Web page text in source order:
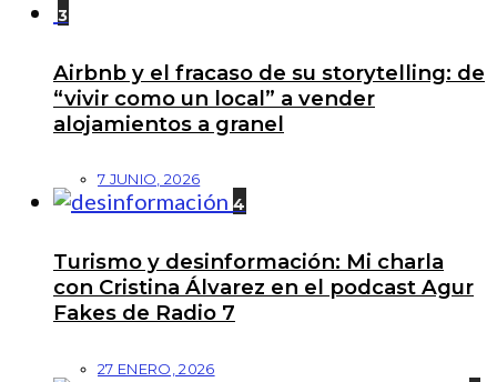
3
Airbnb y el fracaso de su storytelling: de
“vivir como un local” a vender
alojamientos a granel
7 JUNIO, 2026
4
Turismo y desinformación: Mi charla
con Cristina Álvarez en el podcast Agur
Fakes de Radio 7
27 ENERO, 2026